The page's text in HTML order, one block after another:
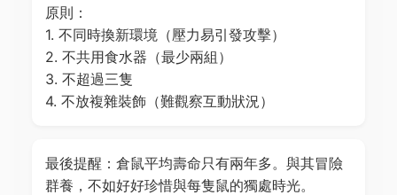
原則：
1. 不同時換新環境（壓力易引發攻擊）
2. 不共用食水器（最少兩組）
3. 不超過三隻
4. 不放複雜裝飾（難觀察互動狀況）
最後提醒：倉鼠平均壽命只有兩年多。與其冒險
群養，不如好好珍惜與每隻鼠的獨處時光。